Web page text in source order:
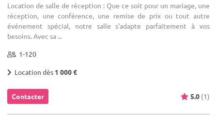
Location de salle de réception : Que ce soit pour un mariage, une
réception, une conférence, une remise de prix ou tout autre
événement spécial, notre salle s'adapte parfaitement à vos
besoins. Avec sa ...
1-120
Location dès 1 000 €
Contacter 5.0 (1)